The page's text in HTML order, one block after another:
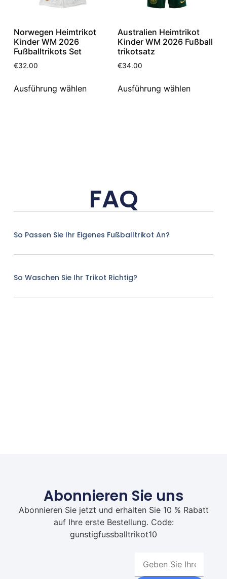
Norwegen Heimtrikot
Kinder WM 2026
Fußballtrikots Set
€32.00
Ausführung wählen
Australien Heimtrikot
Kinder WM 2026 Fußball
trikotsatz
€34.00
Ausführung wählen
FAQ
So Passen Sie Ihr Eigenes Fußballtrikot An?
So Waschen Sie Ihr Trikot Richtig?
Abonnieren Sie uns
Abonnieren Sie jetzt und erhalten Sie 10 % Rabatt
auf Ihre erste Bestellung. Code:
gunstigfussballtrikot10